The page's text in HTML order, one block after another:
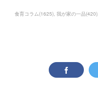
食育コラム(1625) 我が家の一品(420)